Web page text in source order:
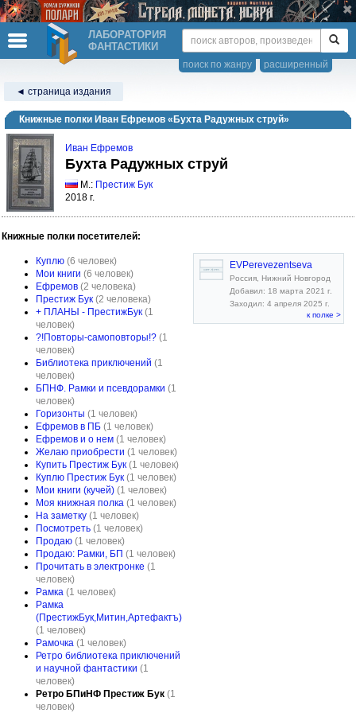
ЛАБОРАТОРИЯ
ФАНТАСТИКИ
расширенный
поиск по жанру
◄ страница издания
Книжные полки Иван Ефремов «Бухта Радужных струй»
Иван Ефремов
Бухта Радужных струй
М.: Престиж Бук
2018 г.
Книжные полки посетителей:
Куплю (6 человек)
Мои книги (6 человек)
Ефремов (2 человека)
Престиж Бук (2 человека)
+ ПЛАНЫ - ПрестижБук (1
человек)
?!Повторы-самоповторы!? (1
человек)
Библиотека приключений (1
человек)
БПНФ. Рамки и псевдорамки (1
человек)
Горизонты (1 человек)
Ефремов в ПБ (1 человек)
Ефремов и о нем (1 человек)
Желаю приобрести (1 человек)
Купить Престиж Бук (1 человек)
Куплю Престиж Бук (1 человек)
Мои книги (кучей) (1 человек)
Моя книжная полка (1 человек)
На заметку (1 человек)
Посмотреть (1 человек)
Продаю (1 человек)
Продаю: Рамки, БП (1 человек)
Прочитать в электронке (1
человек)
Рамка (1 человек)
Рамка
(ПрестижБук,Митин,Артефактъ)
(1 человек)
Рамочка (1 человек)
Ретро библиотека приключений
и научной фантастики (1
человек)
Ретро БПиНФ Престиж Бук (1
человек)
EVPerevezentseva
Россия, Нижний Новгород
Добавил: 18 марта 2021 г.
Заходил: 4 апреля 2025 г.
к полке >